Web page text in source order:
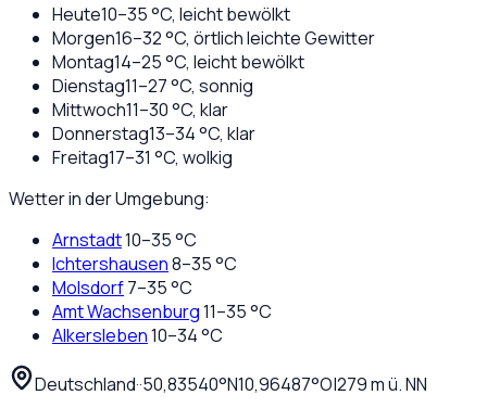
Heute10–35°C, leicht bewölkt
Morgen16–32°C, örtlich leichte Gewitter
Montag14–25°C, leicht bewölkt
Dienstag11–27°C, sonnig
Mittwoch11–30°C, klar
Donnerstag13–34°C, klar
Freitag17–31 °C, wolkig
Wetter in der Umgebung:
Arnstadt10–35°C
Ichtershausen8–35°C
Molsdorf7–35°C
Amt Wachsenburg11–35°C
Alkersleben10–34°C
Deutschland··50,83540°N10,96487°O|279m ü. NN